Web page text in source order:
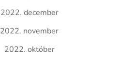
2022. december
2022. november
2022. október